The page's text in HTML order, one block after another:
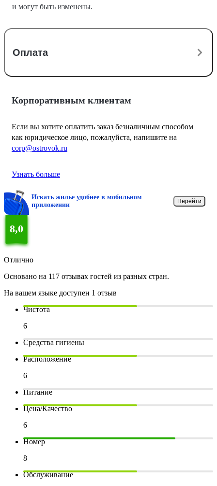
и могут быть изменены.
Оплата
Корпоративным клиентам
Если вы хотите оплатить заказ безналичным способом
как юридическое лицо, пожалуйста, напишите на
corp@ostrovok.ru
Узнать больше
Искать жилье удобнее в мобильном
приложении
Перейти
8,0
Отлично
Основано на 117 отзывах гостей из разных стран.
На вашем языке доступен 1 отзыв
Чистота
6
Средства гигиены
Расположение
6
Питание
Цена/Качество
6
Номер
8
Обслуживание